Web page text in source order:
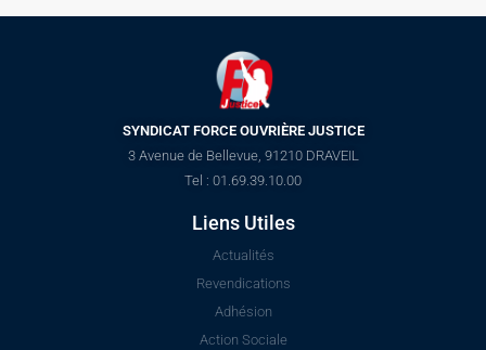
SYNDICAT FORCE OUVRIÈRE JUSTICE
3 Avenue de Bellevue, 91210 DRAVEIL
Tel : 01.69.39.10.00
Liens Utiles
Actualités
Revendications
Adhésion
Action Sociale